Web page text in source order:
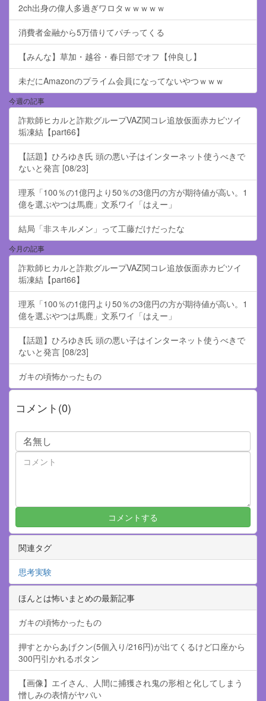
2ch出身の偉人多過ぎワロタｗｗｗｗｗ
消費者金融から5万借りてパチってくる
【みんな】草加・越谷・春日部でオフ【仲良し】
未だにAmazonのプライム会員になってないやつｗｗｗ
今週の記事
詐欺師ヒカルと詐欺グループVAZ関コレ追放仮面赤カビツイ
垢凍結【part66】
【話題】ひろゆき氏 頭の悪い子はインターネット使うべきで
ないと発言 [08/23]
理系「100％の1億円より50％の3億円の方が期待値が高い。1
億を選ぶやつは馬鹿」文系ワイ「はえー」
結局「非スキルメン」って工藤だけだったな
今月の記事
詐欺師ヒカルと詐欺グループVAZ関コレ追放仮面赤カビツイ
垢凍結【part66】
理系「100％の1億円より50％の3億円の方が期待値が高い。1
億を選ぶやつは馬鹿」文系ワイ「はえー」
【話題】ひろゆき氏 頭の悪い子はインターネット使うべきで
ないと発言 [08/23]
ガキの頃怖かったもの
コメント(0)
関連タグ
思考実験
ほんとは怖いまとめの最新記事
ガキの頃怖かったもの
押すとからあげクン(5個入り/216円)が出てくるけど口座から
300円引かれるボタン
【画像】エイさん、人間に捕獲され鬼の形相と化してしまう
憎しみの表情がヤバい